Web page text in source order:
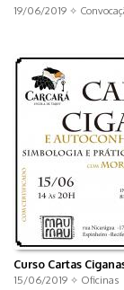
19/06/2019 ✧
Curso Cartas
15/06/2019 ✧ Oficinas